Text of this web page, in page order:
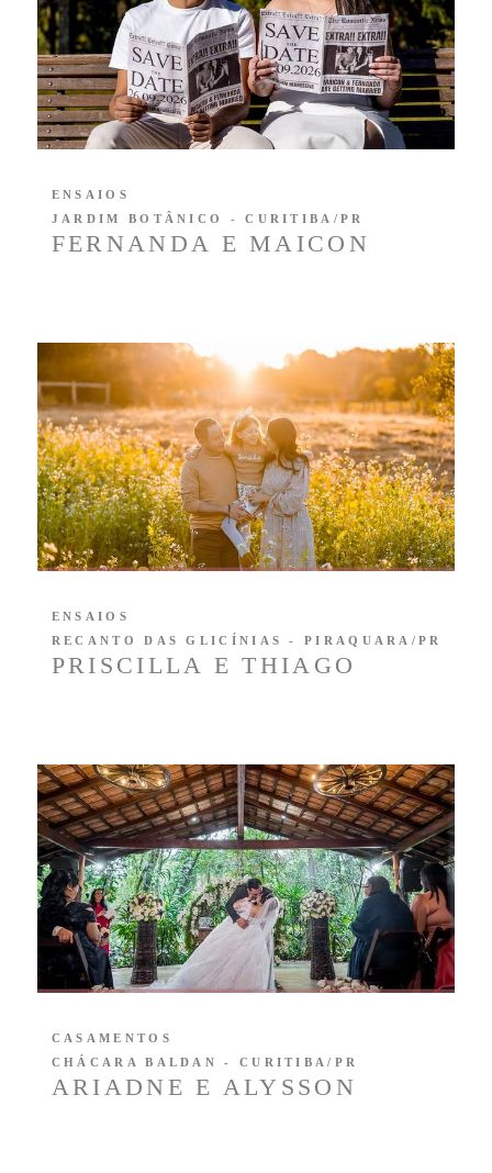
FERNANDA E MAICON
ENSAIOS
JARDIM BOTÂNICO - CURITIBA/PR
PRISCILLA E THIAGO
ENSAIOS
RECANTO DAS GLICÍNIAS - PIRAQUARA/PR
ARIADNE E ALYSSON
CASAMENTOS
CHÁCARA BALDAN - CURITIBA/PR